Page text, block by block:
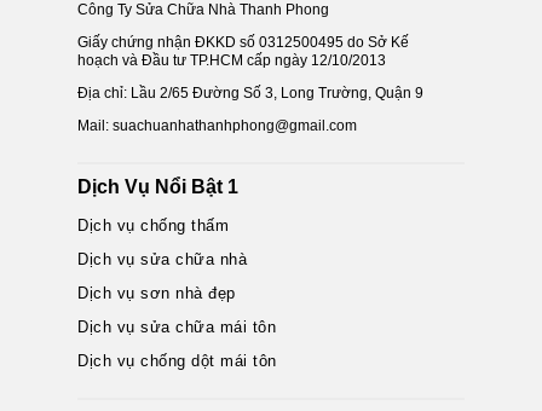
Công Ty Sửa Chữa Nhà Thanh Phong
Giấy chứng nhận ĐKKD số 0312500495 do Sở Kế
hoạch và Đầu tư TP.HCM cấp ngày 12/10/2013
Địa chỉ: Lầu 2/65 Đường Số 3, Long Trường, Quận 9
Mail: suachuanhathanhphong@gmail.com
Dịch Vụ Nổi Bật 1
Dịch vụ chống thấm
Dịch vụ sửa chữa nhà
Dịch vụ sơn nhà đẹp
Dịch vụ sửa chữa mái tôn
Dịch vụ chống dột mái tôn